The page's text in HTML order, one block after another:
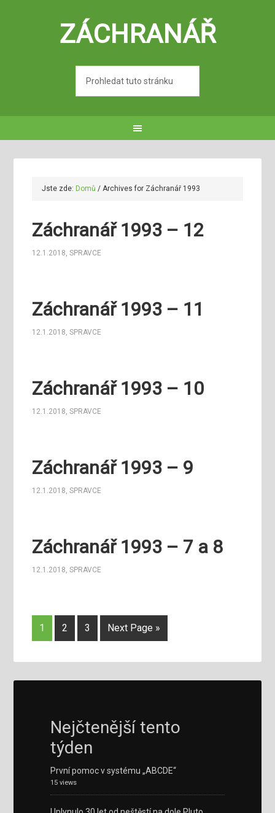
ZÁCHRANÁŘ
Jste zde: Domů / Archives for Záchranář 1993
Záchranář 1993 – 12
12.1.2018,SPRAVCE
Záchranář 1993 – 11
12.1.2018,SPRAVCE
Záchranář 1993 – 10
12.1.2018,SPRAVCE
Záchranář 1993 – 9
12.1.2018,SPRAVCE
Záchranář 1993 – 7 a 8
12.1.2018,SPRAVCE
1 2 3 Next Page »
Nejčtenější tento
týden
První pomoc v systému „ABCDE“
15 views